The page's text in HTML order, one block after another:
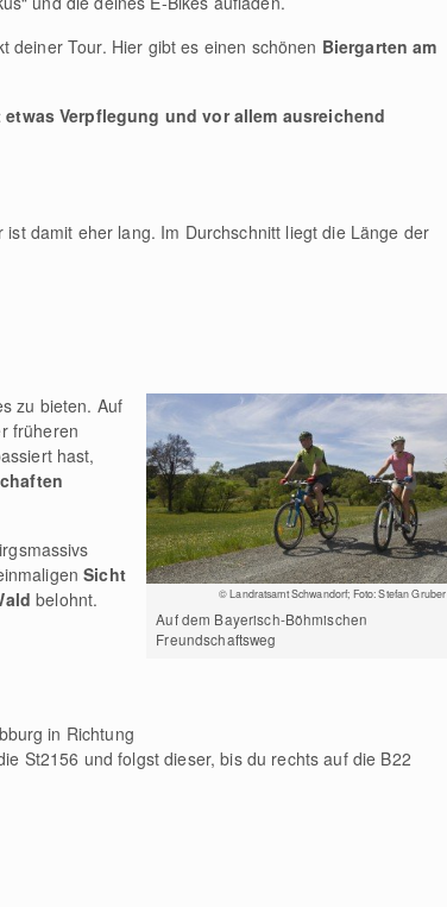
deiner Tour. Hier gibt es einen schönen Biergarten am
Verpflegung und vor allem ausreichend
ist damit eher lang. Im Durchschnitt liegt die Länge der
© Landratsamt Schwandorf; Foto: Stefan Gruber
Auf dem Bayerisch-Böhmischen
Freundschaftsweg
zu bieten. Auf
früheren
hast,
Sicht
belohnt.
in Richtung
St2156 und folgst dieser, bis du rechts auf die B22